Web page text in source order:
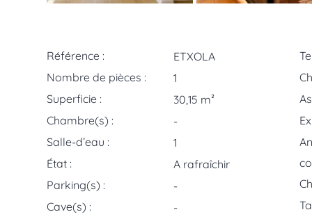
Référence :
ETXOLA
Nombre de pièces :
1
Superficie :
30,15 m²
Chambre(s) :
-
Salle-d’eau :
1
État :
A rafraîchir
Parking(s) :
-
Cave(s) :
-